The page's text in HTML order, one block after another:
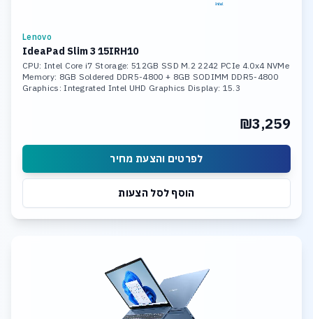
Lenovo
IdeaPad Slim 3 15IRH10
CPU: Intel Core i7 Storage: 512GB SSD M.2 2242 PCIe 4.0x4 NVMe
Memory: 8GB Soldered DDR5-4800 + 8GB SODIMM DDR5-4800
Graphics: Integrated Intel UHD Graphics Display: 15.3
₪3,259
לפרטים והצעת מחיר
הוסף לסל הצעות